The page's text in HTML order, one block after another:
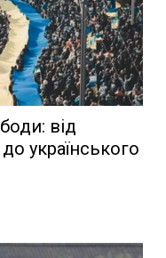
від
українського